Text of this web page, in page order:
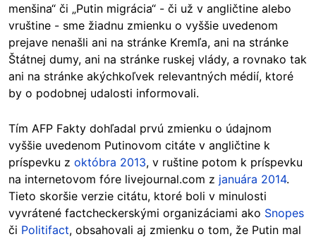
menšina“ či „Putin migrácia“ - či už v angličtine alebo
vruštine - sme žiadnu zmienku o vyššie uvedenom
prejave nenašli ani na stránke Kremľa, ani na stránke
Štátnej dumy, ani na stránke ruskej vlády, a rovnako tak
ani na stránke akýchkoľvek relevantných médií, ktoré
by o podobnej udalosti informovali.
Tím AFP Fakty dohľadal prvú zmienku o údajnom
vyššie uvedenom Putinovom citáte v angličtine k
príspevku z októbra 2013, v ruštine potom k príspevku
na internetovom fóre livejournal.com z januára 2014.
Tieto skoršie verzie citátu, ktoré boli v minulosti
vyvrátené factcheckerskými organizáciami ako Snopes
či Politifact, obsahovali aj zmienku o tom, že Putin mal